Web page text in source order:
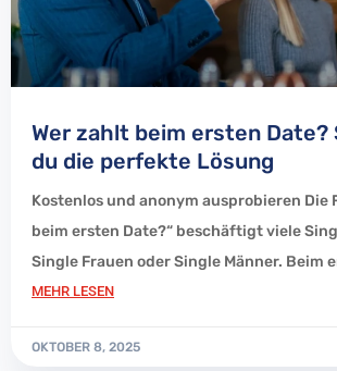
Wer zahlt beim ersten Date?
du die perfekte Lösung
Kostenlos und anonym ausprobieren Die
beim ersten Date?“ beschäftigt viele
Single Frauen oder Single Männer. Beim
MEHR LESEN
OKTOBER 8, 2025